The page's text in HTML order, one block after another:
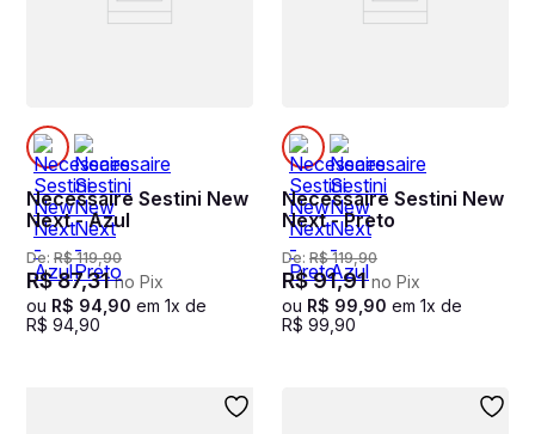
Necessaire Sestini New
Next - Azul
De: R$ 119,90
R$87,31no Pix
ou R$ 94 90 em 1x de
R$ 94 90
Necessaire Sestini New
Next - Preto
De: R$ 119,90
R$91,91no Pix
ou R$ 99 90 em 1x de
R$ 99 90